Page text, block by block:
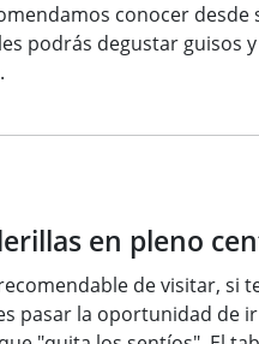
conocer
podrás degustar
en pleno
de visitar,
pasar la oportunidad de